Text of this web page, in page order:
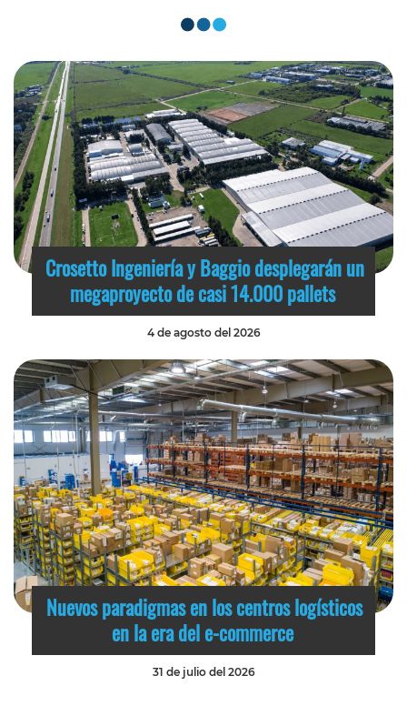
Crosetto Ingeniería y Baggio desplegarán un
megaproyecto de casi 14.000 pallets
4 de agosto del 2026
Nuevos paradigmas en los centros logísticos
en la era del e-commerce
31 de julio del 2026